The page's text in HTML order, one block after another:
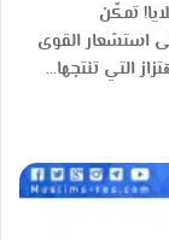
تمكّن
استشعار القوى
التي تنتجها…